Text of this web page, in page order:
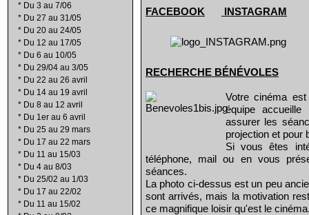
* Du 3 au 7/06
* Du 27 au 31/05
* Du 20 au 24/05
* Du 12 au 17/05
* Du 6 au 10/05
* Du 29/04 au 3/05
* Du 22 au 26 avril
* Du 14 au 19 avril
* Du 8 au 12 avril
* Du 1er au 6 avril
* Du 25 au 29 mars
* Du 17 au 22 mars
* Du 11 au 15/03
* Du 4 au 8/03
* Du 25/02 au 1/03
* Du 17 au 22/02
* Du 11 au 15/02
FACEBOOK INSTAGRAM
RECHERCHE BÉNÉVOLES
Votre cinéma
équipe
assurer les
projection et pour
Si vous êtes
téléphone, mail ou en vous
séances.
La photo ci-dessus est un peu
sont arrivés, mais la motivation
ce magnifique loisir qu'est le